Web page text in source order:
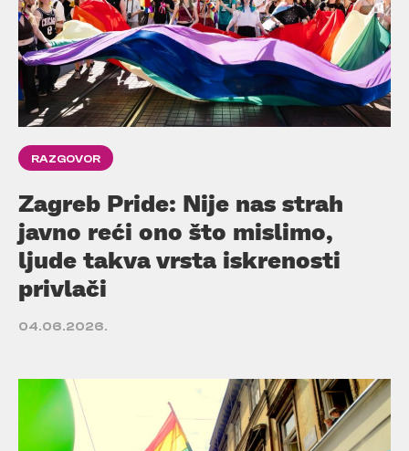
RAZGOVOR
Zagreb Pride: Nije nas strah
javno reći ono što mislimo,
ljude takva vrsta iskrenosti
privlači
04.06.2026.